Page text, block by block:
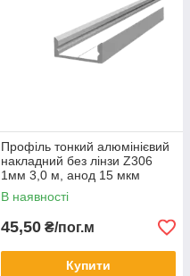
Профіль тонкий алюмінієвий
накладний без лінзи Z306
1мм 3,0 м, анод 15 мкм
В наявності
45,50 ₴/пог.м
Купити